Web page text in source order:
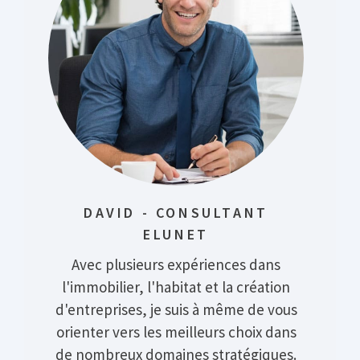
DAVID - CONSULTANT
ELUNET
Avec plusieurs expériences dans
l'immobilier, l'habitat et la création
d'entreprises, je suis à même de vous
orienter vers les meilleurs choix dans
de nombreux domaines stratégiques.